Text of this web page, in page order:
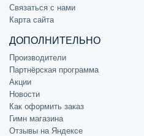
Связаться с нами
Карта сайта
ДОПОЛНИТЕЛЬНО
Производители
Партнёрская программа
Акции
Новости
Как оформить заказ
Гимн магазина
Отзывы на Яндексе